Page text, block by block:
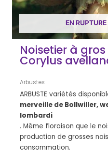
EN
Noisetier à
Corylus
Arbustes
ARBUSTE variétés
merveille de Bollwiller,
lombardi
. Même floraison que le
production de grosses
consommation.